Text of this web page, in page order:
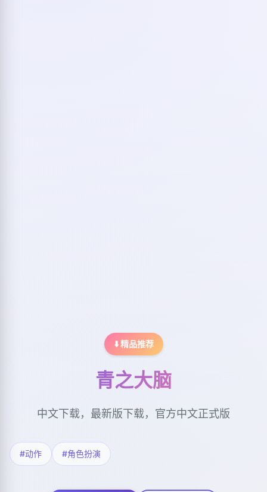
⬇️ 精品推荐
青之大脑
中文下载，最新版下载，官方中文正式版
#动作 #角色扮演